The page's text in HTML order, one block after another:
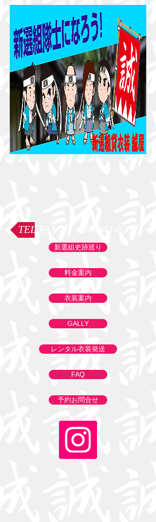
TEL,FAX 075-841-0291
新選組史跡巡り
料金案内
衣装案内
GALLY
レンタル衣装発送
FAQ
予約お問合せ